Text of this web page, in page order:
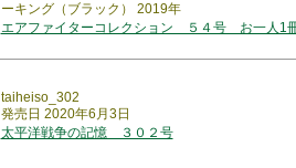
ーキング（ブラック） 2019年
エアファイターコレクション ５４号 お一人1
taiheiso_302
発売日 2020年6月3日
太平洋戦争の記憶 ３０２号